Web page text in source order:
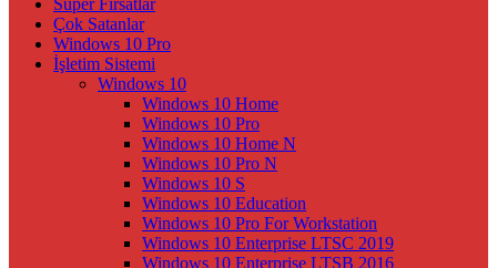
Çok Satanlar
Windows 10 Pro
İşletim Sistemi
Windows 10
Windows 10 Home
Windows 10 Pro
Windows 10 Home N
Windows 10 Pro N
Windows 10 S
Windows 10 Education
Windows 10 Pro For Workstation
Windows 10 Enterprise LTSC 2019
Windows 10 Enterprise LTSB 2016